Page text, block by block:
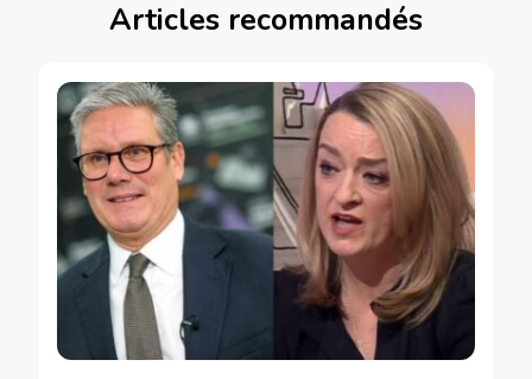
Articles recommandés